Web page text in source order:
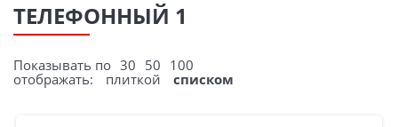
ТЕЛЕФОННЫЙ 1
Показывать по 30 50 100
отображать:
плиткой списком